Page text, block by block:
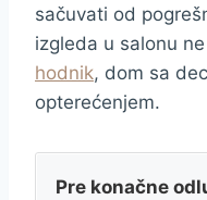
sačuvati od
izgleda u salonu
hodnik, dom sa
opterećenjem.
Pre konačne